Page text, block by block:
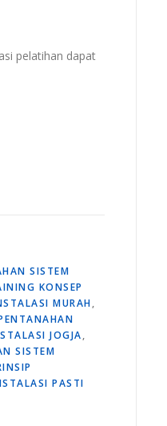
pelatihan dapat
SISTEM
KONSEP
MURAH,
JOGJA,
SISTEM
PASTI